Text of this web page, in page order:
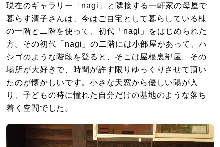
現在のギャラリー「nagi」と隣接する一軒家の母屋で
暮らす清子さんは、今はご自宅として暮らしている棟
の一階と二階を使って、初代「nagi」をはじめられた
方。その初代「nagi」の二階には小部屋があって、ハ
シゴのような階段を登ると、そこは屋根裏部屋。その
場所が大好きで、時間が許す限りゆっくりさせて頂い
たのが懐かしいです。小さな天窓から優しい陽が入
り、子どもの時に憧れた自分だけの基地のような落ち
着く空間でした。